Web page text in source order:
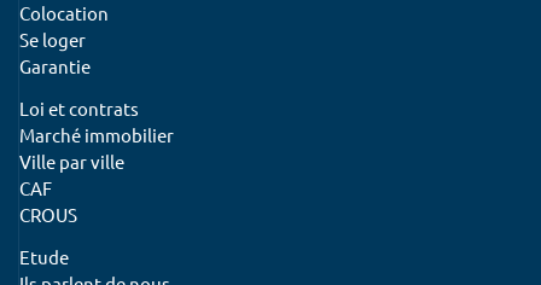
Colocation
Se loger
Garantie
Loi et contrats
Marché immobilier
Ville par ville
CAF
CROUS
Etude